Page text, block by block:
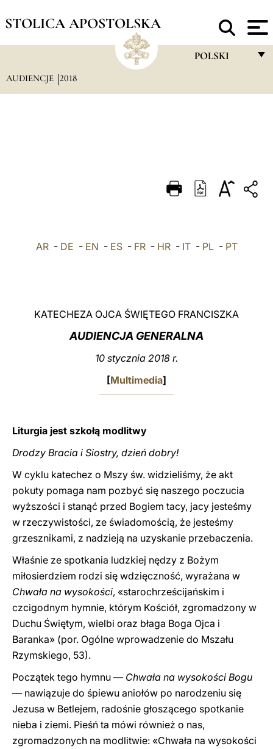
STOLICA APOSTOLSKA
POLSKI
DEUTSCH
العربيّة
AUDIENCJE 2018
AR- DE - EN - ES- FR- HR- IT- PL- PT
KATECHEZA OJCA ŚWIĘTEGO FRANCISZKA
AUDIENCJA GENERALNA
10 stycznia 2018 r.
[Multimedia]
Liturgia jest szkołą modlitwy
Drodzy Bracia i Siostry, dzień dobry!
W cyklu katechez o Mszy św. widzieliśmy, że akt
pokuty pomaga nam pozbyć się naszego poczucia
wyższości i stanąć przed Bogiem tacy, jacy jesteśmy
w rzeczywistości, ze świadomością, że jesteśmy
grzesznikami, z nadzieją na uzyskanie przebaczenia.
Właśnie ze spotkania ludzkiej nędzy z Bożym
miłosierdziem rodzi się wdzięczność, wyrażana w
Chwała na wysokości, «starochrześcijańskim i
czcigodnym hymnie, którym Kościół, zgromadzony w
Duchu Świętym, wielbi oraz błaga Boga Ojca i
Baranka» (por. Ogólne wprowadzenie do Mszału
Rzymskiego, 53).
Początek tego hymnu — Chwała na wysokości Bogu
— nawiązuje do śpiewu aniołów po narodzeniu się
Jezusa w Betlejem, radośnie głoszącego spotkanie
nieba i ziemi. Pieśń ta mówi również o nas,
zgromadzonych na modlitwie: «Chwała na wysokości